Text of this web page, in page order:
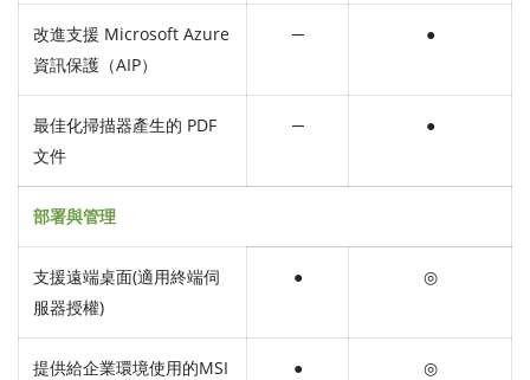
改進支援 Microsoft Azure
資訊保護（AIP）
─ ●
最佳化掃描器產生的 PDF
文件
─ ●
部署與管理
支援遠端桌面(適用終端伺
服器授權)
● ◎
提供給企業環境使用的MSI
● ◎